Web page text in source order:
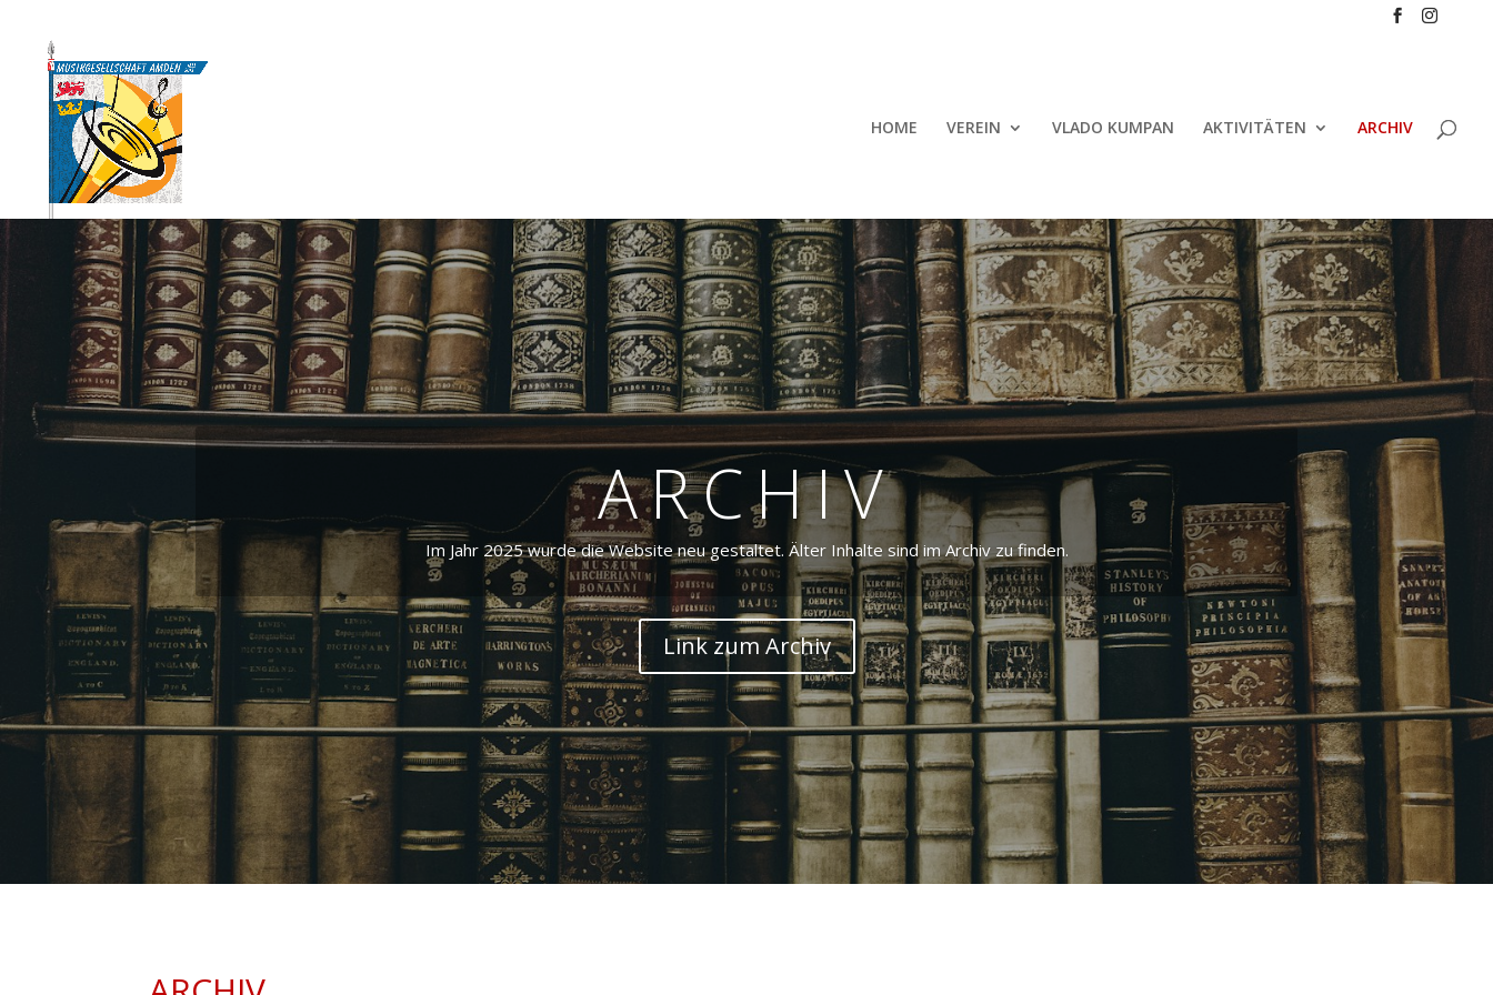
HOME VEREIN VLADO KUMPAN AKTIVITÄTEN ARCHIV
ARCHIV
Im Jahr 2025 wurde die Website neu gestaltet. Älter Inhalte sind im Archiv zu finden.
Link zum Archiv